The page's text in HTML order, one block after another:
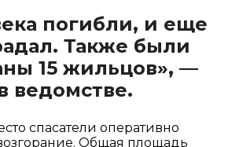
погибли, и еще
Также были
15 жильцов», —
ведомстве.
спасатели оперативно
Общая площадь